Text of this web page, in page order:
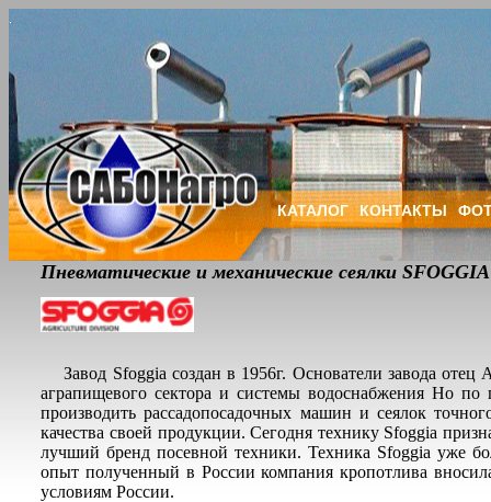
Пневматические и механические сеялки SFOGGIA
КАТАЛОГ КОНТАКТЫ
Завод Sfoggia создан в 1956г. Основатели завода
аграпищевого сектора и системы водоснабжения Но
производить рассадопосадочных машин и сеялок
качества своей продукции. Сегодня технику Sfoggia
лучший бренд посевной техники. Техника Sfoggia уже
опыт полученный в России компания кропотлива
условиям России.